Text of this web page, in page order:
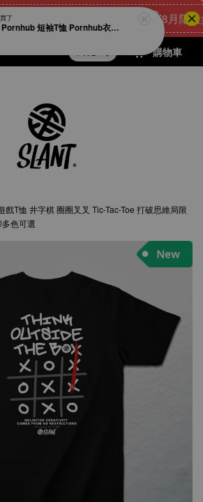
22 [8月限量好
購物車
戲T恤 井字棋 圈圈叉叉 Tic-Tac-Toe 打破思維局限
色可選